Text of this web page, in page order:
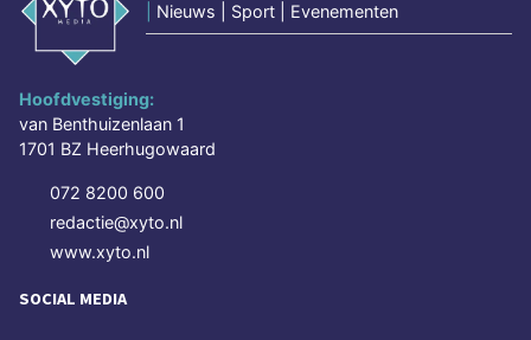
Nieuws | Sport | Evenementen
Hoofdvestiging:
van Benthuizenlaan 1
1701 BZ Heerhugowaard
072 8200 600
redactie@xyto.nl
www.xyto.nl
SOCIAL MEDIA